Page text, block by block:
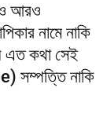
ও আরও
নামে নাকি
এত কথা সেই
সম্পত্তি নাকি